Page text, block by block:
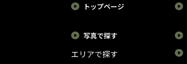
トップページ
写真で探す
エリアで探す